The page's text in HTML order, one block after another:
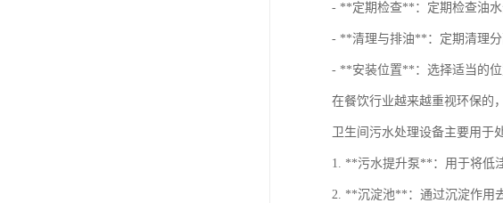
- **定期检查**：定期检查油水
- **清理与排油**：定期清理分
- **安装位置**：选择适当的位
在餐饮行业越来越重视环保的
卫生间污水处理设备主要用
1. **污水提升泵**：用于将低
2. **沉淀池**：通过沉淀作用